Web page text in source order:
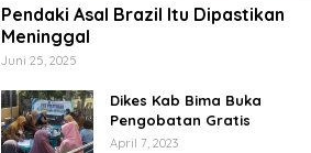
Pendaki Asal Brazil Itu Dipastikan
Meninggal
Juni 25, 2025
Dikes Kab Bima Buka
Pengobatan Gratis
April 7, 2023